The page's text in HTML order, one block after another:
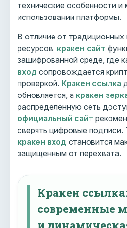
технические особенности
использовании платформы.
В отличие от традиционных
ресурсов, кракен сайт
зашифрованной среде, где
вход сопровождается
проверкой. Кракен ссылка
обновляется, а кракен
распределенную сеть
официальный сайт
сверять цифровые подписи.
кракен вход становится
защищенным от перехвата.
Кракен ссылка:
современные
и